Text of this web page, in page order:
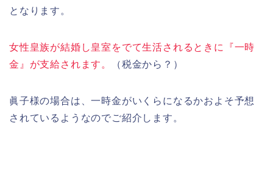
となります。
女性皇族が結婚し皇室をでて生活されるときに『一時
金』が支給されます。
（税金から？）
眞子様の場合は、一時金がいくらになるかおよそ予想
されているようなのでご紹介します。